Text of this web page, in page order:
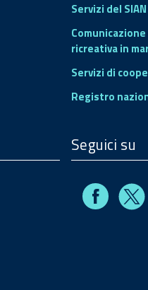
Servizi del SIAN
ricreativa in
Servizi di
Registro
Seguici su
X